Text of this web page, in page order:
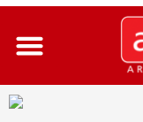
Ir
para
conteúdo